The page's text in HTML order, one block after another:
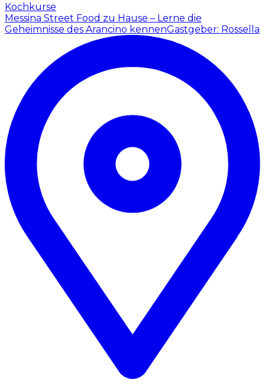
Kochkurse
Messina Street Food zu Hause – Lerne die
Geheimnisse des Arancino kennenGastgeber: Rossella